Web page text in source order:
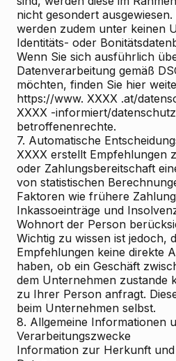
nicht gesondert
werden zudem unter keinen
Identitäts- oder
Wenn Sie sich ausführlich
Datenverarbeitung gemäß
möchten, finden Sie hier
https://www. XXXX .at/
XXXX -informiert/
betroffenenrechte.
7. Automatische
XXXX erstellt Empfehlungen
oder Zahlungsbereitschaft
von statistischen
Faktoren wie frühere
Inkassoeinträge und
Wohnort der Person
Wichtig zu wissen ist jedoch,
Empfehlungen keine direkte
haben, ob ein Geschäft
dem Unternehmen zustande
zu Ihrer Person anfragt.
beim Unternehmen selbst.
8. Allgemeine Informationen
Verarbeitungszwecke
Information zur Herkunft